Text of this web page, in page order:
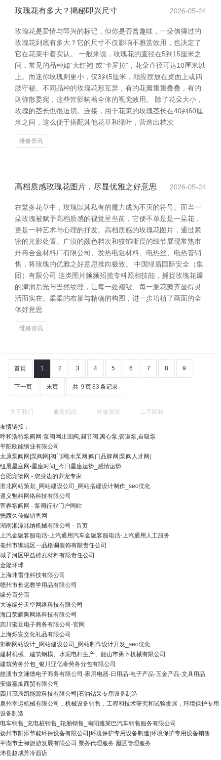
玫瑰花有多大？揭秘即兴尺寸 2026-05-24
玫瑰花是爱情与即兴的标记，但你是否曾趣味，一朵信得过的
玫瑰花到底有多大？它的尺寸不仅影响不雅赏效用，也决定了
它在花束中着实认。 一般来说，玫瑰花的直径在5到15厘米之
间，常见的品种如“大红袍”或“卡罗拉”，花朵直径可达10厘米以
上。而迷你玫瑰则更小，仅3到5厘米，顺应摆放在桌面上或四
肢守秘。不同品种的玫瑰花形互异，有的花瓣重重叠叠，有的
则弥散委宛，这些皆影响着全体的视觉效用。 除了花朵大小，
玫瑰的茎长也很迫切。连接，用于花束的玫瑰茎长在40到60厘
米之间，这么便于搭配其他花草和绿叶，营造出档次
维修资讯
高档质感玫瑰花图片，尽显优雅之好意思 2026-05-24
在繁多花草中，玫瑰以其私有的魔力成为不灭的符号。而当一
朵玫瑰被赋予高档质感的视觉呈当前，它便不单是是一朵花，
更是一种艺术与心理的抒发。高档质感的玫瑰花图片，通过紧
密的光影处置、广漠的颜色档次和狡饰晰度的细节展现常熟市
丹冉合金材料厂有限公司、发热电阻材料、电热丝、电热管销
售，将玫瑰的优雅之好意思推向极致。 中国绿盾国际安全（集
团）有限公司 这类图片频频招揽专科照相技能，捕捉玫瑰花瓣
的津润后光与当然纹理，让每一处褶皱、每一派花瓣齐显得灵
活而实在。柔柔的布景与精确的构图，进一步培植了画面的全
体好意思
维修资讯
首页 1 2 3 4 5 6 7 8 9
下一页 末页 共 9 页83 条记录
关于我们 服务指南 维修资讯 二手回收
友情链接：
呼和浩特泵阀网-泵阀网止回阀,调节阀,离心泵,管道泵,自吸泵
平阳欧能钢业有限公司
太原泵阀网|泵阀网|阀门网|水泵网|阀门品牌网|泵阀人才网|
纽展星座网-星座时间_今日星座运势_感情运势
合肥宠物网 - 您身边的养宠专家
淮北网站策划_网站建设公司_网站搭建设计制作_seo优化
遵义魅科网络科技有限公司
宜春泵阀网 - 泵阀行业门户网站
恍西久传媒销售网
湖南湘潭兆纳机械有限公司 - 首页
上汽金融客服电话-上汽通用汽车金融客服电话-上汽通用人工服务
亳州市谯城区一品格调装饰有限责任公司
城子河区甲益砖瓦材料有限责任公司
金隆环球
上海玮雷佳科技有限公司
赣州市长远教学用品有限公司
缘分百分百
大连缘分天空网络科技有限公司
海口荣耀陶网络科技有限公司
四川蜜豆电子商务有限公司-官网
上海烁安文化礼品有限公司
邯郸网站设计_网站建设公司_网站制作设计开发_seo优化
建材机械、建筑钢模、水泥电杆生产、韶山市勇卜机械有限公司
建筑劳务分包_银川亚亿泰劳务分包有限公司
慈溪市文澜德电子商务有限公司-家用电器-日用品-电子产品-五金产品-文具用品
安徽嘉灿商贸有限公司
四川茂辰凯能源科技有限公司|石油钻采专用设备制造
泉州幸运机械有限公司，机械设备销售，工程和技术研究和试验发展，环境保护专用
设备制造
电车销售_充电桩销售_轮胎销售_南阳雅莱巴汽车销售服务有限公司
扬州市阳添节能环保设备有限公司|环境保护专用设备制造|环境保护专用设备销售
平湖市士禄旅游发展有限公司 票务代理服务 园区管理服务
沛县赵成芳冷面店